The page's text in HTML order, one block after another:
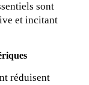
sont
et incitant
réduisent